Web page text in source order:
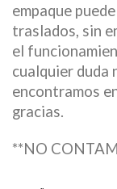
empaque
traslados, sin
el
cualquier duda
encontramos
gracias.
**NO